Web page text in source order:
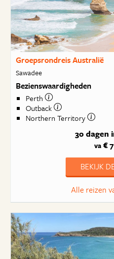
Groepsrondreis Australië
Sawadee
Bezienswaardigheden
Perth
Outback
Northern Territory
30 dagen
va€
BEKIJK
Alle reizen